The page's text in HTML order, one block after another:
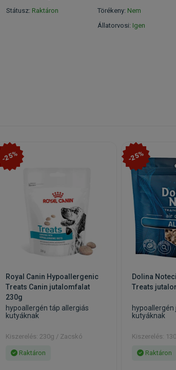
Státusz: Raktáron
Törékeny: Nem
Állatorvosi: Igen
-25%
Royal Canin Hypoallergenic
Treats Canin jutalomfalat
230g
hypoallergén táp allergiás
kutyáknak
Kiszerelés: 230g / Zacskó
Raktáron
-25%
Dolina
Treats
kutyáknak
Kiszerelés:
Raktáron